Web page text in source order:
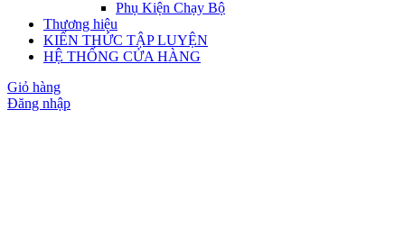
Phụ Kiện Chạy Bộ
Thương hiệu
KIẾN THỨC TẬP LUYỆN
HỆ THỐNG CỬA HÀNG
Giỏ hàng
Đăng nhập